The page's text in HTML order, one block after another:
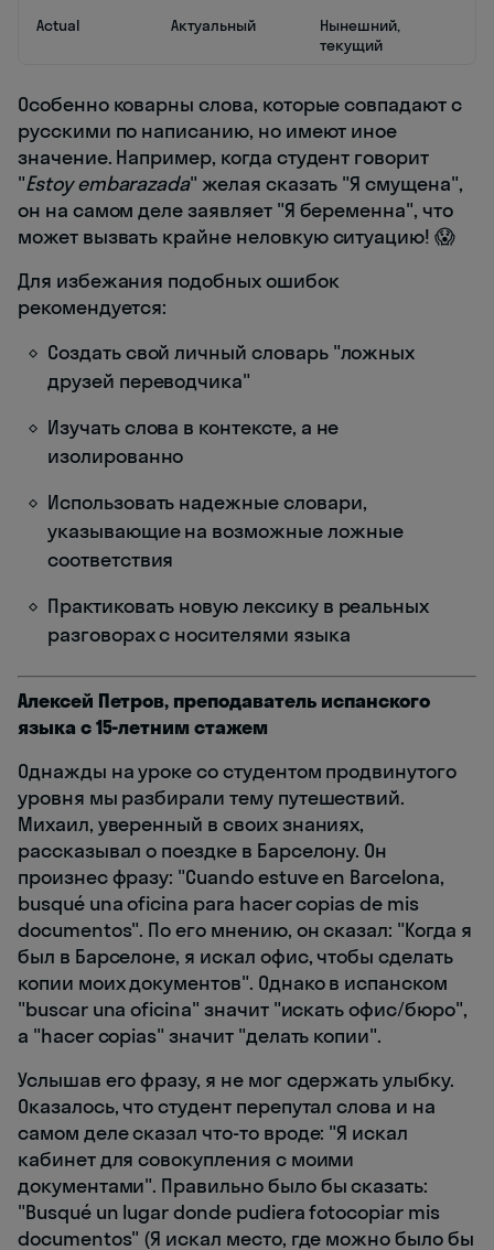
Actual
Актуальный
Нынешний,
текущий
Особенно коварны слова, которые совпадают с
русскими по написанию, но имеют иное
значение. Например, когда студент говорит
"Estoy embarazada" желая сказать "Я смущена",
он на самом деле заявляет "Я беременна", что
может вызвать крайне неловкую ситуацию! 😱
Для избежания подобных ошибок
рекомендуется:
Создать свой личный словарь "ложных
друзей переводчика"
Изучать слова в контексте, а не
изолированно
Использовать надежные словари,
указывающие на возможные ложные
соответствия
Практиковать новую лексику в реальных
разговорах с носителями языка
Алексей Петров, преподаватель испанского
языка с 15-летним стажем
Однажды на уроке со студентом продвинутого
уровня мы разбирали тему путешествий.
Михаил, уверенный в своих знаниях,
рассказывал о поездке в Барселону. Он
произнес фразу: "Cuando estuve en Barcelona,
busqué una oficina para hacer copias de mis
documentos". По его мнению, он сказал: "Когда я
был в Барселоне, я искал офис, чтобы сделать
копии моих документов". Однако в испанском
"buscar una oficina" значит "искать офис/бюро",
а "hacer copias" значит "делать копии".
Услышав его фразу, я не мог сдержать улыбку.
Оказалось, что студент перепутал слова и на
самом деле сказал что-то вроде: "Я искал
кабинет для совокупления с моими
документами". Правильно было бы сказать:
"Busqué un lugar donde pudiera fotocopiar mis
documentos" (Я искал место, где можно было бы